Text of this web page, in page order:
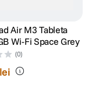
Air M3 Tableta
Wi-Fi Space Grey
(0)
lei